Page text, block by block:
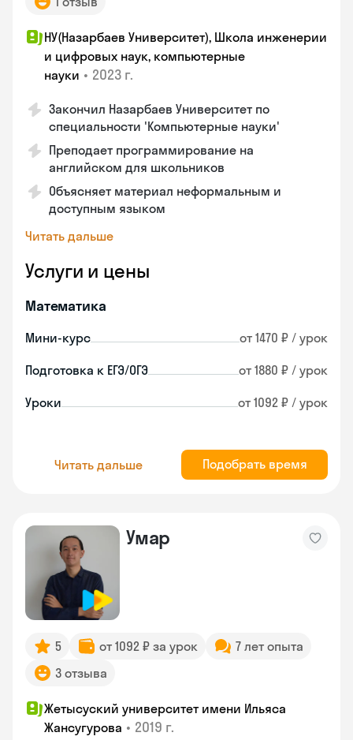
НУ(Назарбаев Университет), Школа инженерии
и цифровых наук, компьютерные
науки • 2023 г.
Закончил Назарбаев Университет по
специальности 'Компьютерные науки'
Преподает программирование на
английском для школьников
Объясняет материал неформальным и
доступным языком
Читать дальше
Услуги и цены
Математика
Мини-курс от 1470 ₽ / урок
Подготовка к ЕГЭ/ОГЭ от 1880 ₽ / урок
Уроки от 1092 ₽ / урок
Читать дальше Подобрать время
Умар
5 от 1092 ₽ за урок
7 лет опыта
3 отзыва
Жетысуский университет имени Ильяса
Жансугурова • 2019 г.